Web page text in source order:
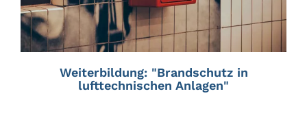
Weiterbildung: "Brandschutz in
lufttechnischen Anlagen"